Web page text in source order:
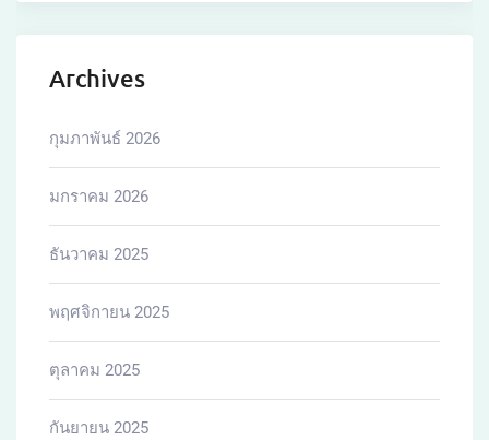
Archives
กุมภาพันธ์ 2026
มกราคม 2026
ธันวาคม 2025
พฤศจิกายน 2025
ตุลาคม 2025
กันยายน 2025